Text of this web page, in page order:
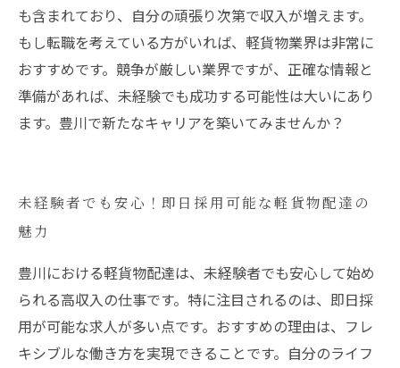
も含まれており、自分の頑張り次第で収入が増えます。
もし転職を考えている方がいれば、軽貨物業界は非常に
おすすめです。競争が厳しい業界ですが、正確な情報と
準備があれば、未経験でも成功する可能性は大いにあり
ます。豊川で新たなキャリアを築いてみませんか？
未経験者でも安心！即日採用可能な軽貨物配達の
魅力
豊川における軽貨物配達は、未経験者でも安心して始め
られる高収入の仕事です。特に注目されるのは、即日採
用が可能な求人が多い点です。おすすめの理由は、フレ
キシブルな働き方を実現できることです。自分のライフ